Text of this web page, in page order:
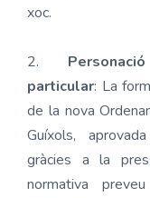
xoc.
2.
particular: La
de la nova
Guíxols,
gràcies a la
normativa